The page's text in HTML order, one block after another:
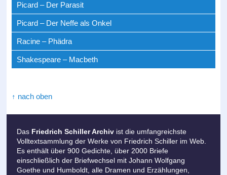
Picard – Der Parasit
Picard – Der Neffe als Onkel
Racine – Phädra
Shakespeare – Macbeth
↑ nach oben
Das Friedrich Schiller Archiv ist die umfangreichste
Volltextsammlung der Werke von Friedrich Schiller im Web.
Es enthält über 900 Gedichte, über 2000 Briefe
einschließlich der Briefwechsel mit Johann Wolfgang
Goethe und Humboldt, alle Dramen und Erzählungen,